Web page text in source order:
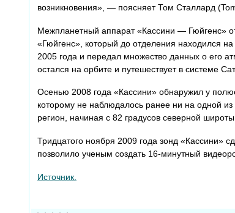
возникновения», — поясняет Том Сталлард
Межпланетный аппарат «Кассини — Гюйгенс»
«Гюйгенс», который до отделения находился
2005 года и передал множество данных о его
остался на орбите и путешествует в системе
Осенью 2008 года «Кассини» обнаружил у
которому не наблюдалось ранее ни на одной
регион, начиная с 82 градусов северной
Тридцатого ноября 2009 года зонд «Кассини»
позволило ученым создать 16-минутный
Источник.